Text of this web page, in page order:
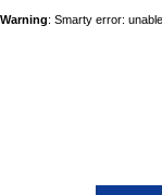
Warning: Smarty error: